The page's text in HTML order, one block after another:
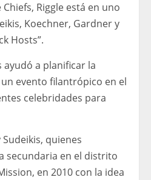
Riggle está en uno
Koechner, Gardner y
Hosts”.
ayudó a planificar la
un evento filantrópico en el
celebridades para
quienes
secundaria en el distrito
en 2010 con la idea